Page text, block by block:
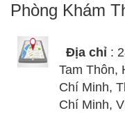
Phòng Khám
Địa chỉ :
Tam Thôn,
Chí Minh,
Chí Minh,